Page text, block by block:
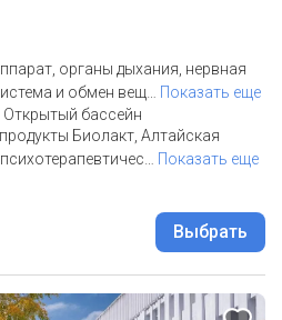
органы дыхания, нервная
и обмен вещ… Показать еще
бассейн
Биолакт, Алтайская
… Показать еще
Выбрать